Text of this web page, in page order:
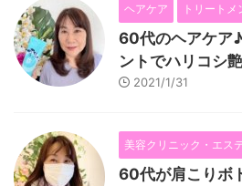
ヘアケア トリートメ
60代のヘアケア
ントでハリコシ
2021/1/31
美容クリニック・エス
60代が肩こりボ